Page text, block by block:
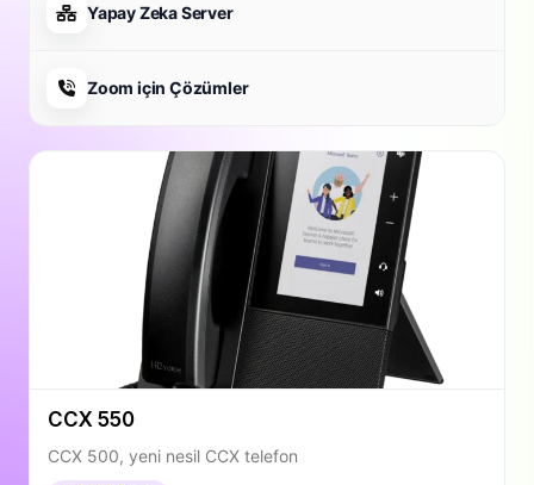
Yapay Zeka Server
Zoom için Çözümler
CCX 550
CCX 500, yeni nesil CCX telefon